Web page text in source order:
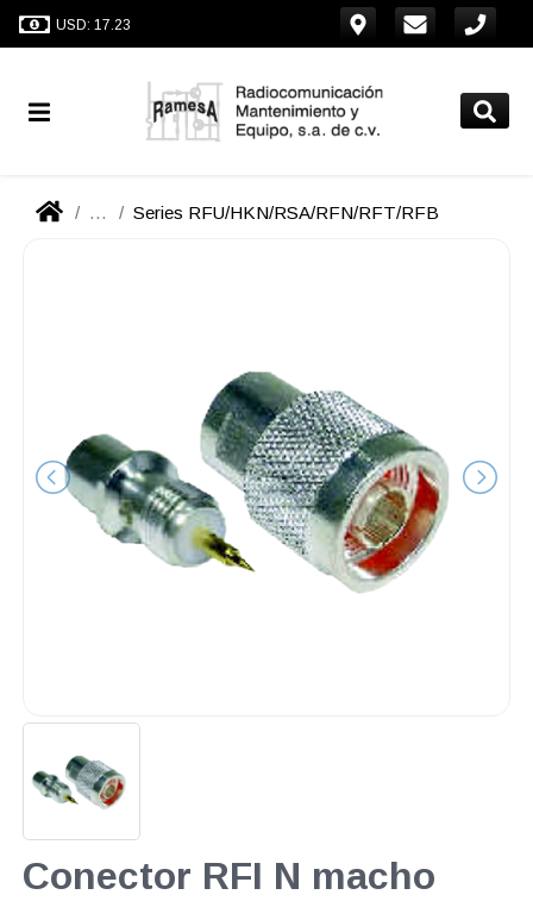
USD: 17.23
... Series RFU/HKN/RSA/RFN/RFT/RFB
Conector RFI N macho